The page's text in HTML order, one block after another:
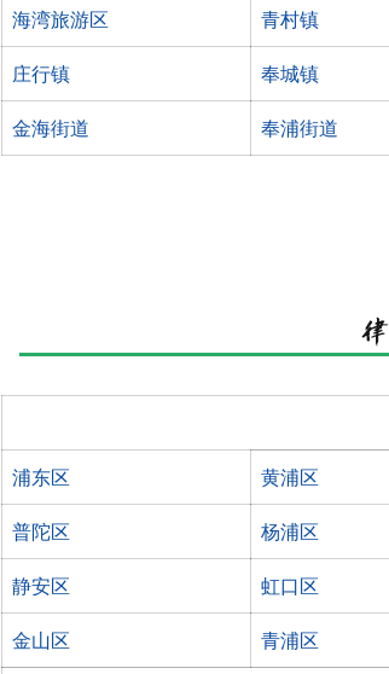
海湾旅游区 青村镇
庄行镇 奉城镇
金海街道 奉浦街道
浦东区 黄浦区
普陀区 杨浦区
静安区 虹口区
金山区 青浦区